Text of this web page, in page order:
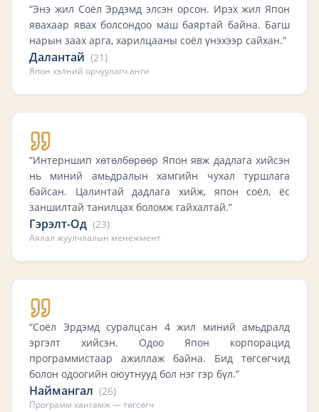
“Энэ жил Соёл Эрдэмд элсэн орсон. Ирэх жил Япон
явахаар явах болсондоо маш баяртай байна. Багш
нарын заах арга, харилцааны соёл үнэхээр сайхан.”
Далантай (21)
Япон хэлний орчуулагч анги
“Интерншип хөтөлбөрөөр Япон явж дадлага хийсэн
нь миний амьдралын хамгийн чухал туршлага
байсан. Цалинтай дадлага хийж, япон соёл, ёс
заншилтай танилцах боломж гайхалтай.”
Гэрэлт-Од (23)
Аялал жуулчлалын менежмент
“Соёл Эрдэмд суралцсан 4 жил миний амьдралд
эргэлт хийсэн. Одоо Япон корпорацид
программистаар ажиллаж байна. Бид төгсөгчид
болон одоогийн оюутнууд бол нэг гэр бүл.”
Наймангал (26)
Программ хангамж — төгсөгч